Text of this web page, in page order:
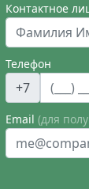
Контактное
Телефон
+7
Email (для